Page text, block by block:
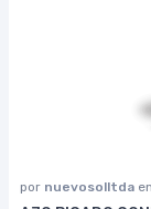
por nuevosolltda en